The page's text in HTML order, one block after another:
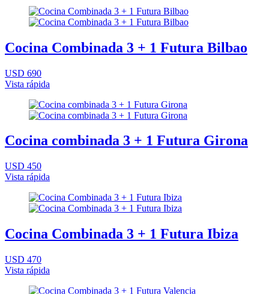
Cocina Combinada 3 + 1 Futura Bilbao
USD 690
Vista rápida
Cocina combinada 3 + 1 Futura Girona
USD 450
Vista rápida
Cocina Combinada 3 + 1 Futura Ibiza
USD 470
Vista rápida